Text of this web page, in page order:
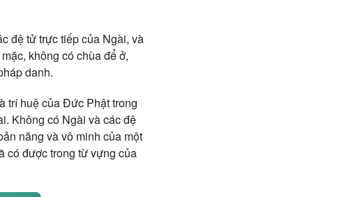
đệ tử trực tiếp của Ngài, và
không có chùa để ở,
danh.
trí huệ của Đức Phật trong
Không có Ngài và các đệ
năng và vô minh của một
có được trong từ vựng của